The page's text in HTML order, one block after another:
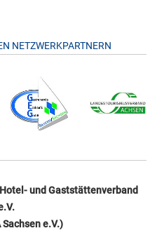
NETZWERKPARTNERN
Hotel- und Gaststättenverband
Sachsen e.V.)